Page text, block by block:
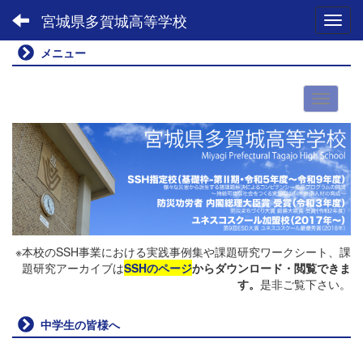
宮城県多賀城高等学校
メニュー
※本校のSSH事業における実践事例集や課題研究ワークシート、課
題研究アーカイブはSSHのページからダウンロード・閲覧できま
す。 是非ご覧下さい。
中学生の皆様へ